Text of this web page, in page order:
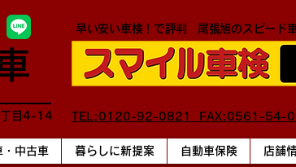
早い安い車検！で評判 尾張旭のスピード
目4-14 TEL:0120-92-0821 FAX:0561-54-
・中古車 暮らしに新提案 自動車保険 店舗